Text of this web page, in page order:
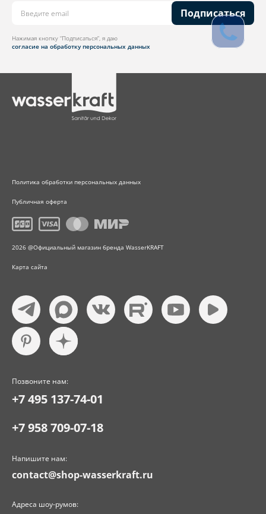
Подписаться
Нажимая кнопку “Подписаться”, я даю
согласие на обработку персональных данных
Политика обработки персональных данных
Публичная оферта
2026 @Официальный магазин бренда WasserKRAFT
Карта сайта
Позвоните нам:
+7 495 137-74-01
+7 958 709-07-18
Напишите нам:
contact@shop-wasserkraft.ru
Адреса шоу-румов: